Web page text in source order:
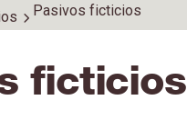
Pasivos ficticios
ficticios